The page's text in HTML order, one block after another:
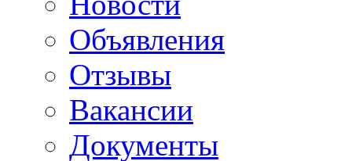
Объявления
Отзывы
Вакансии
Документы